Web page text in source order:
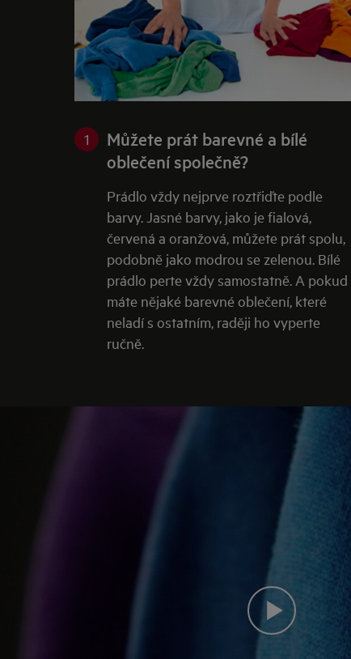
1
Můžete prát barevné a bílé
oblečení společně?
Prádlo vždy nejprve roztřiďte podle
barvy. Jasné barvy, jako je fialová,
červená a oranžová, můžete prát spolu,
podobně jako modrou se zelenou. Bílé
prádlo perte vždy samostatně. A pokud
máte nějaké barevné oblečení, které
neladí s ostatním, raději ho vyperte
ručně.